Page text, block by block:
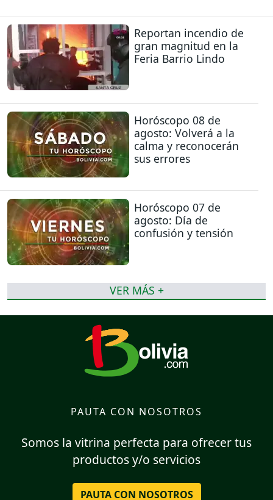
Reportan incendio de
gran magnitud en la
Feria Barrio Lindo
Horóscopo 08 de
agosto: Volverá a la
calma y reconocerán
sus errores
Horóscopo 07 de
agosto: Día de
confusión y tensión
VER MÁS +
PAUTA CON NOSOTROS
Somos la vitrina perfecta para ofrecer tus
productos y/o servicios
PAUTA CON NOSOTROS